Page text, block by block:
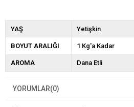
YAŞ Yetişkin
BOYUT ARALIĞI 1 Kg'a Kadar
AROMA Dana Etli
YORUMLAR(0)